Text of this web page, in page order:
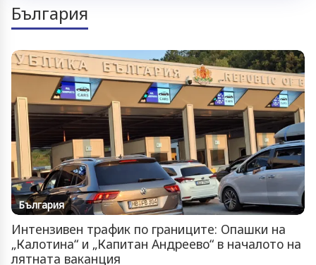
България
България
Интензивен трафик по границите: Опашки на
„Калотина“ и „Капитан Андреево“ в началото на
лятната ваканция